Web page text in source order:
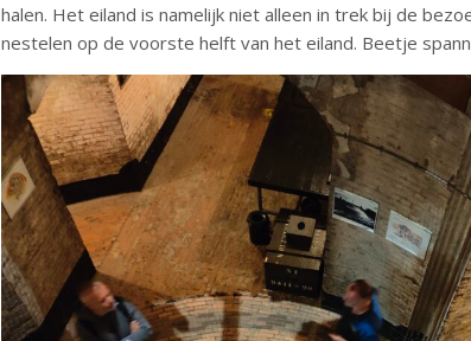
halen. Het eiland is namelijk niet alleen in trek bij de
nestelen op de voorste helft van het eiland. Beetje